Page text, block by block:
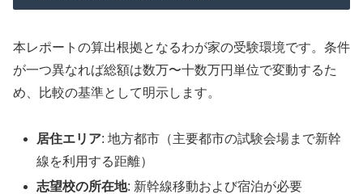
本レポートの算出根拠となるわが家の受験環境です。条件
が一つ異なれば総額は数万〜十数万円単位で変動するた
め、比較の基準として明示します。
居住エリア: 地方都市（主要都市の試験会場まで新幹
線を利用する距離）
志望校の所在地: 新幹線移動および宿泊が必要